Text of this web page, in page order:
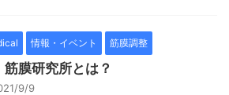
情報・イベント 筋膜調整
筋膜研究所とは？
9/9